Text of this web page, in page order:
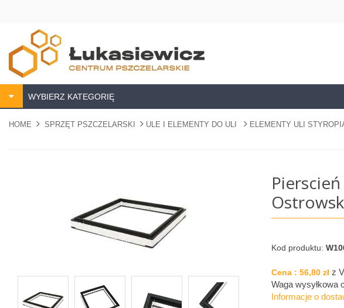
WYBIERZ KATEGORIĘ
HOME SPRZĘT PSZCZELARSKI ULE I ELEMENTY DO ULI ELEMENTY ULI
Kod produktu:
Cena : 56,80 zł z
Waga wysyłkowa
Informacje o